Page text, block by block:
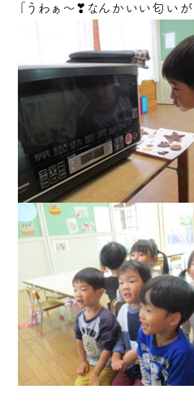
「うわぁ～❣なんかいい匂い